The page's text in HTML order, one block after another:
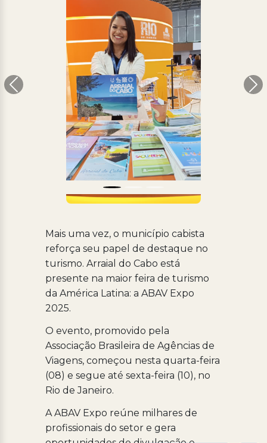
Anterior
Mais uma vez, o município cabista
reforça seu papel de destaque no
turismo. Arraial do Cabo está
presente na maior feira de turismo
da América Latina: a ABAV Expo
2025.
O evento, promovido pela
Associação Brasileira de Agências de
Viagens, começou nesta quarta-feira
(08) e segue até sexta-feira (10), no
Rio de Janeiro.
A ABAV Expo reúne milhares de
profissionais do setor e gera